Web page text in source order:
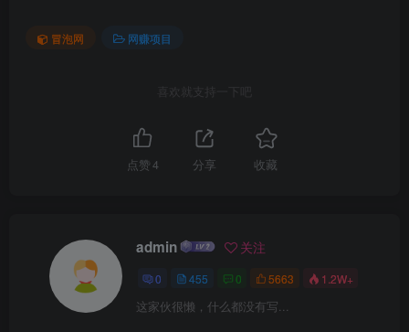
冒泡网 网赚项目
喜欢就支持一下吧
点赞4 分享 收藏
admin 关注
0 455 0 5663 1.2W+
这家伙很懒，什么都没有写...